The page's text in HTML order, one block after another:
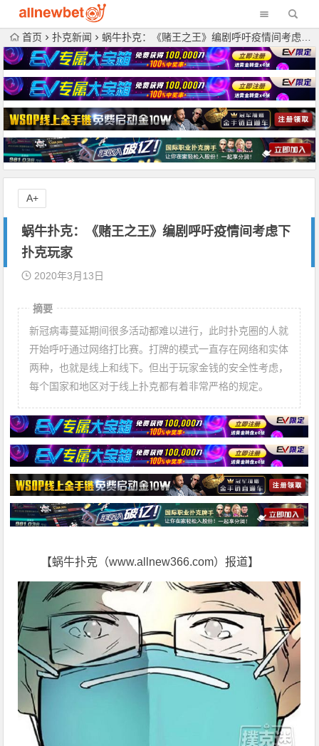
首页 扑克新闻 蜗牛扑克：《赌王之王》编剧呼吁疫情间考虑下扑克玩家
蜗牛扑克：《赌王之王》编剧呼吁疫情间考虑下
扑克玩家
2020年3月13日
摘要
新冠病毒蔓延期间很多活动都难以进行，此时扑克圈的人就
开始呼吁通过网络打比赛。打牌的模式一直存在网络和实体
两种，也就是线上和线下。但出于玩家金钱的安全性考虑，
每个国家和地区对于线上扑克都有着非常严格的规定。
【蜗牛扑克（www.allnew366.com）报道】
A+